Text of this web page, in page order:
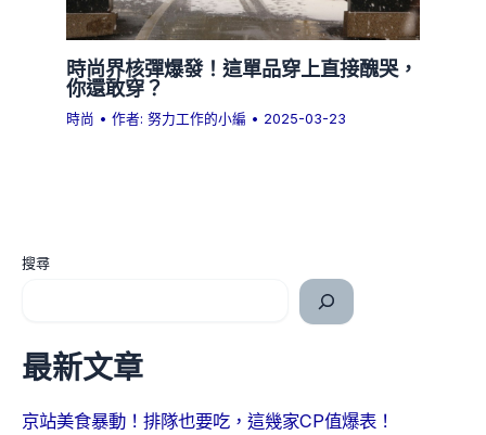
時尚界核彈爆發！這單品穿上直接醜哭，
你還敢穿？
時尚 • 作者:努力工作的小編 • 2025-03-23
搜尋
最新文章
京站美食暴動！排隊也要吃，這幾家CP值爆表！